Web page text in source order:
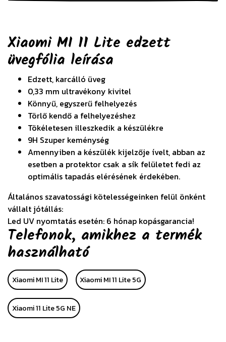
Xiaomi MI 11 Lite edzett
üvegfólia leírása
Edzett, karcálló üveg
0,33 mm ultravékony kivitel
Könnyű, egyszerű felhelyezés
Törlő kendő a felhelyezéshez
Tökéletesen illeszkedik a készülékre
9H Szuper keménység
Amennyiben a készülék kijelzője ívelt, abban az
esetben a protektor csak a sík felületet fedi az
optimális tapadás elérésének érdekében.
Általános szavatossági kötelességeinken felül önként
vállalt jótállás:
Led UV nyomtatás esetén: 6 hónap kopásgarancia!
Telefonok, amikhez a termék
használható
Xiaomi MI 11 Lite Xiaomi MI 11 Lite 5G
Xiaomi 11 Lite 5G NE